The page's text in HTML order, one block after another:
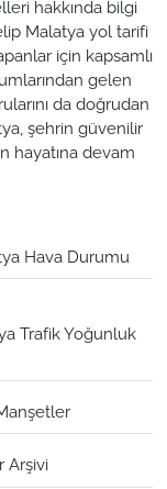
hakkında bilgi
Malatya yol tarifi
için kapsamlı
gelen
da doğrudan
şehrin güvenilir
hayatına devam
Hava Durumu
Trafik Yoğunluk
Arşivi